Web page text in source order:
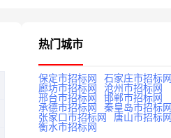
热门城市
保定市招标网
石家庄市招标网
廊坊市招标网
沧州市招标网
邢台市招标网
邯郸市招标网
承德市招标网
秦皇岛市招标网
张家口市招标网
唐山市招标网
衡水市招标网